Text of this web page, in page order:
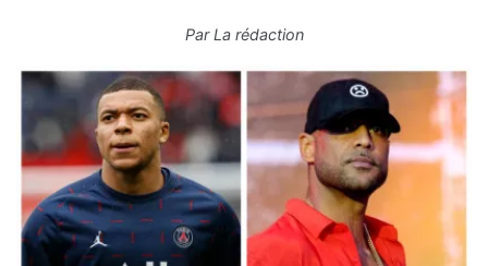
ParLa rédaction